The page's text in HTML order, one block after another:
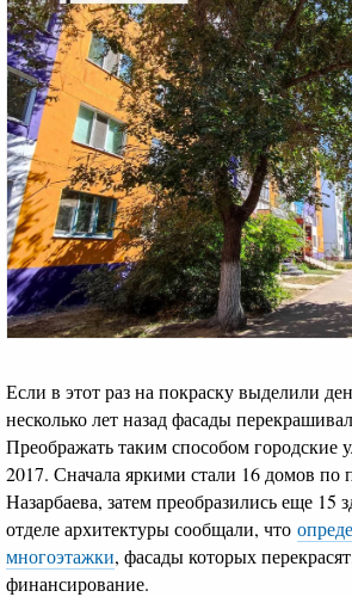
Если в этот раз на покраску выделили
несколько лет назад фасады
Преображать таким способом городские
2017. Сначала яркими стали 16 домов по
Назарбаева, затем преобразились еще 15
отделе архитектуры сообщали, что
многоэтажки, фасады которых
финансирование.